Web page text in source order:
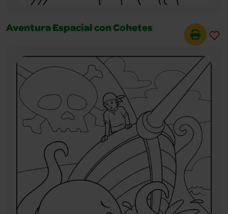
Aventura Espacial con Cohetes